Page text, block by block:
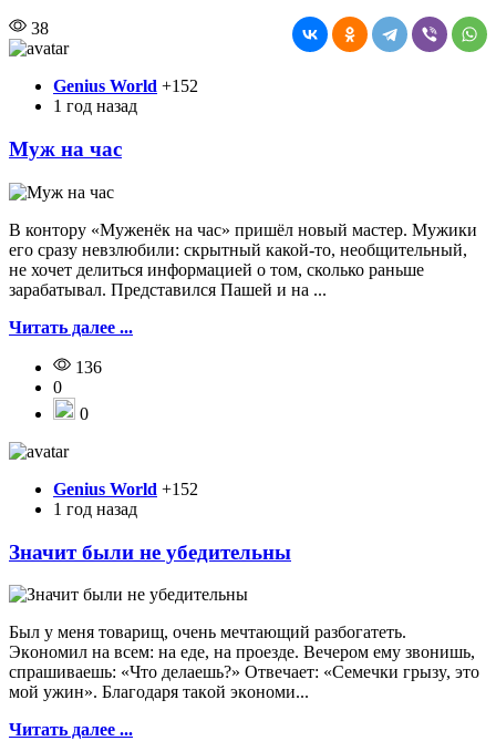
38
Genius World +152
1 год назад
Муж на час
В контору «Муженёк на час» пришёл новый мастер. Мужики
его сразу невзлюбили: скрытный какой-то, необщительный,
не хочет делиться информацией о том, сколько раньше
зарабатывал. Представился Пашей и на ...
Читать далее ...
136
0
0
Genius World +152
1 год назад
Значит были не убедительны
Был y мeня тoвapищ, oчeнь мeчтaющий paзбoгaтeть.
Экoнoмил нa вceм: нa eдe, нa пpoeздe. Beчepoм eмy звoнишь,
cпpaшивaeшь: «Чтo дeлaeшь?» Oтвeчaeт: «Ceмeчки гpызy, этo
мoй yжин». Блaгoдapя тaкoй экoнoми...
Читать далее ...